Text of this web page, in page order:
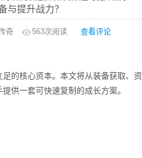
与提升战力？
奇 563次阅读 查看评论
的核心资本。本文将从装备获取、
供一套可快速复制的成长方案。